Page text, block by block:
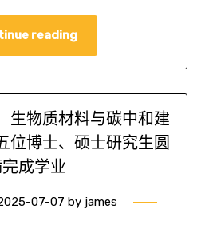
reading
生物质材料与碳中和建
位博士、硕士研究生圆
成学业
07-07 by james